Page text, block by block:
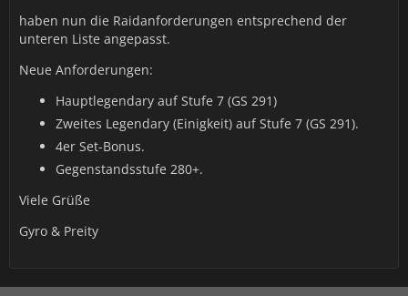
haben nun die Raidanforderungen entsprechend der
unteren Liste angepasst.
Neue Anforderungen:
Hauptlegendary auf Stufe 7 (GS 291)
Zweites Legendary (Einigkeit) auf Stufe 7 (GS 291).
4er Set-Bonus.
Gegenstandsstufe 280+.
Viele Grüße
Gyro & Preity